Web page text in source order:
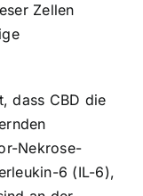
Zellen
dass CBD die
Nekrose-
6 (IL-6),